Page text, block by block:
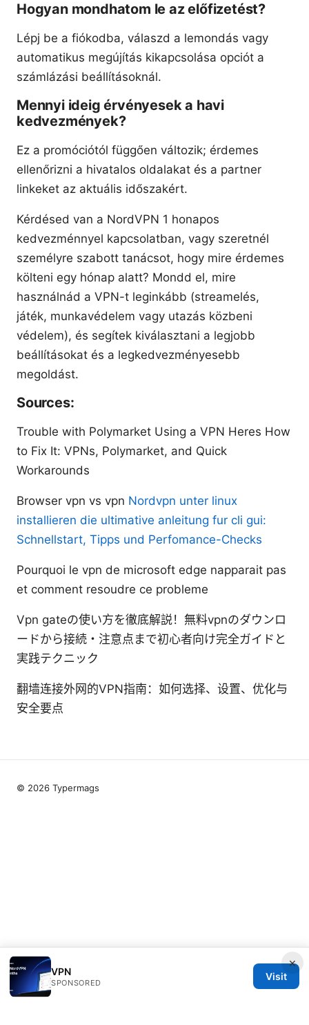
Hogyan mondhatom le az előfizetést?
Lépj be a fiókodba, válaszd a lemondás vagy
automatikus megújítás kikapcsolása opciót a
számlázási beállításoknál.
Mennyi ideig érvényesek a havi
kedvezmények?
Ez a promóciótól függően változik; érdemes
ellenőrizni a hivatalos oldalakat és a partner
linkeket az aktuális időszakért.
Kérdésed van a NordVPN 1 honapos
kedvezménnyel kapcsolatban, vagy szeretnél
személyre szabott tanácsot, hogy mire érdemes
költeni egy hónap alatt? Mondd el, mire
használnád a VPN-t leginkább (streamelés,
játék, munkavédelem vagy utazás közbeni
védelem), és segítek kiválasztani a legjobb
beállításokat és a legkedvezményesebb
megoldást.
Sources:
Trouble with Polymarket Using a VPN Heres How
to Fix It: VPNs, Polymarket, and Quick
Workarounds
Browser vpn vs vpn Nordvpn unter linux
installieren die ultimative anleitung fur cli gui:
Schnellstart, Tipps und Perfomance-Checks
Pourquoi le vpn de microsoft edge napparait pas
et comment resoudre ce probleme
Vpn gateの使い方を徹底解説！無料vpnのダウンロ
ードから接続・注意点まで初心者向け完全ガイドと
実践テクニック
翻墙连接外网的VPN指南：如何选择、设置、优化与
安全要点
×
VPN
SPONSORED
Visit
© 2026 Typermags